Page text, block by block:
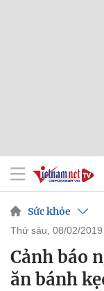
Sức khỏe
thứ sáu, 08/02/
Cảnh báo
ăn bánh